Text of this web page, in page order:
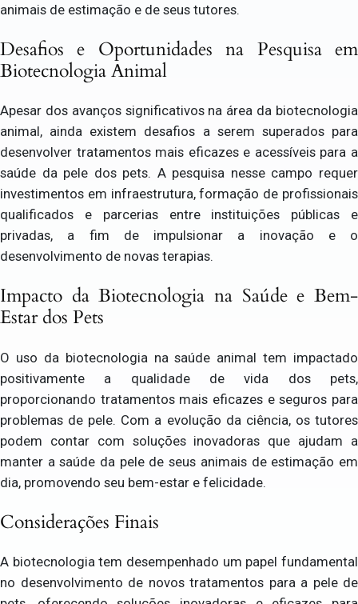
animais de estimação e de seus tutores.
Desafios e Oportunidades na Pesquisa em
Biotecnologia Animal
Apesar dos avanços significativos na área da biotecnologia
animal, ainda existem desafios a serem superados para
desenvolver tratamentos mais eficazes e acessíveis para a
saúde da pele dos pets. A pesquisa nesse campo requer
investimentos em infraestrutura, formação de profissionais
qualificados e parcerias entre instituições públicas e
privadas, a fim de impulsionar a inovação e o
desenvolvimento de novas terapias.
Impacto da Biotecnologia na Saúde e Bem-
Estar dos Pets
O uso da biotecnologia na saúde animal tem impactado
positivamente a qualidade de vida dos pets,
proporcionando tratamentos mais eficazes e seguros para
problemas de pele. Com a evolução da ciência, os tutores
podem contar com soluções inovadoras que ajudam a
manter a saúde da pele de seus animais de estimação em
dia, promovendo seu bem-estar e felicidade.
Considerações Finais
A biotecnologia tem desempenhado um papel fundamental
no desenvolvimento de novos tratamentos para a pele de